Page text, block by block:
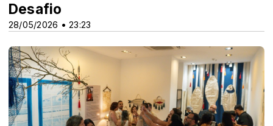
28/05/2026 • 23:23
Desafio